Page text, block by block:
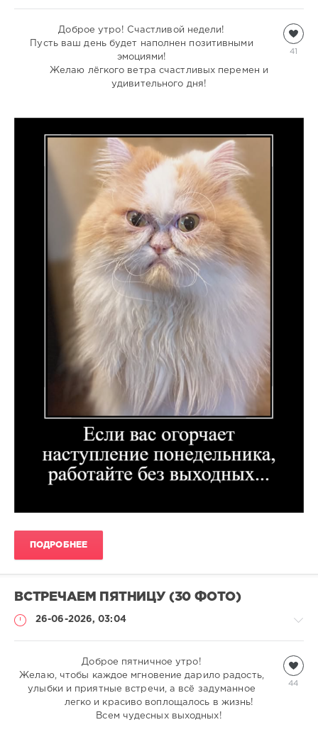
Всякая
всячина
41
Доброе утро! Счастливой недели!
Пусть ваш день будет наполнен позитивными
эмоциями!
Желаю лёгкого ветра счастливых перемен и
удивительного дня!
ПОДРОБНЕЕ
ВСТРЕЧАЕМ ПЯТНИЦУ (30 ФОТО)
26-06-2026, 03:04
всячина
44
Доброе пятничное утро!
Желаю, чтобы каждое мгновение дарило радость,
улыбки и приятные встречи, а всё задуманное
легко и красиво воплощалось в жизнь!
Всем чудесных выходных!